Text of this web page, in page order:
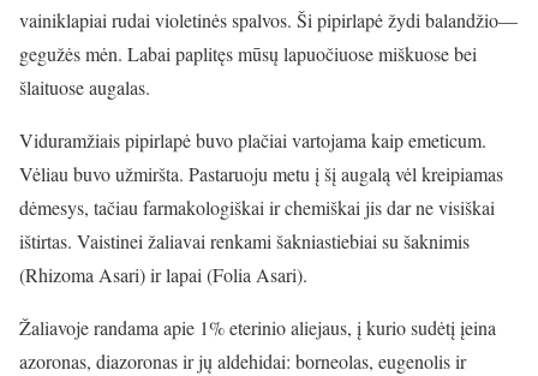
vainiklapiai rudai violetinės spalvos. Ši pipirlapė žydi balandžio—
gegužės mėn. Labai paplitęs mūsų lapuočiuose miškuose bei
šlaituose augalas.
Viduramžiais pipirlapė buvo plačiai vartojama kaip emeticum.
Vėliau buvo užmiršta. Pastaruoju metu į šį augalą vėl kreipiamas
dėmesys, tačiau farmakologiškai ir chemiškai jis dar ne visiškai
ištirtas. Vaistinei žaliavai renkami šakniastiebiai su šaknimis
(Rhizoma Asari) ir lapai (Folia Asari).
Žaliavoje randama apie 1% eterinio aliejaus, į kurio sudėtį įeina
azoronas, diazoronas ir jų aldehidai: borneolas, eugenolis ir